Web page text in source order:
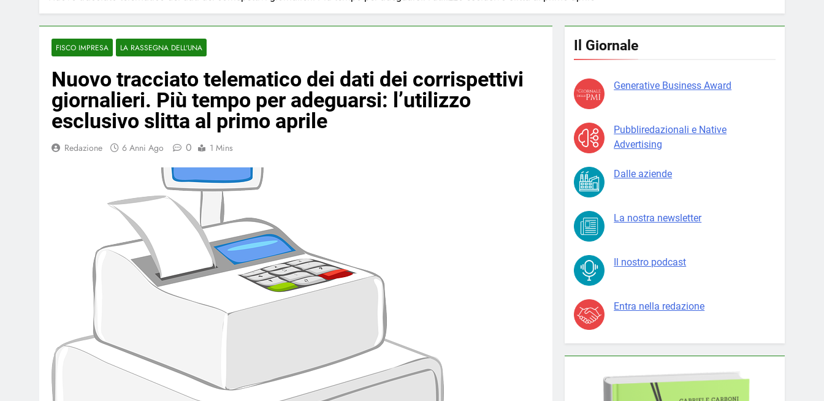
FISCO IMPRESA LA RASSEGNA DELL'UNA
Nuovo tracciato telematico dei dati dei corrispettivi
giornalieri. Più tempo per adeguarsi: l’utilizzo
esclusivo slitta al primo aprile
Redazione 6 Anni Ago 0 1 Mins
Il Giornale
Generative Business Award
Pubbliredazionali e Native
Advertising
Dalle aziende
La nostra newsletter
Il nostro podcast
Entra nella redazione